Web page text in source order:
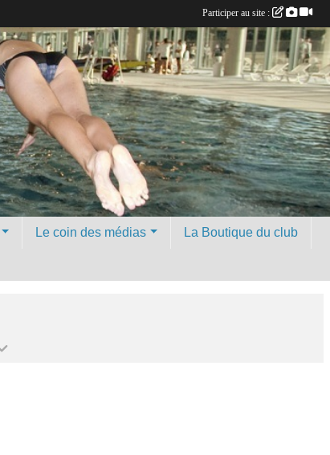
Le coin des médias La Boutique du club
Participer au site :